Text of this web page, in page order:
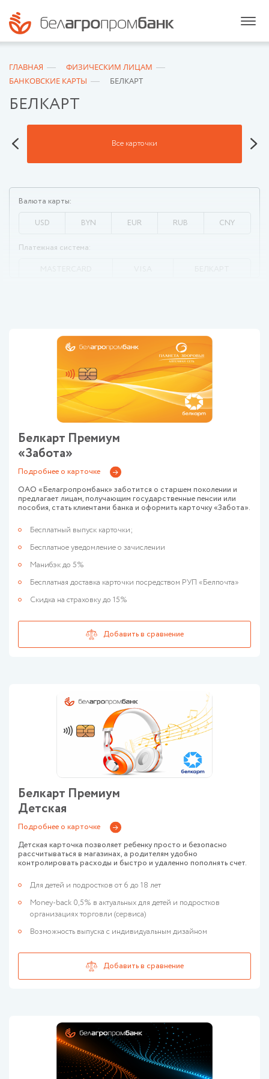
ГЛАВНАЯ
ФИЗИЧЕСКИМ ЛИЦАМ
БАНКОВСКИЕ КАРТЫ
БЕЛКАРТ
БЕЛКАРТ
Все карточки
Валюта карты:
USD
BYN EUR RUB CNY
Платежная система:
Сбросить
Белкарт Премиум
«Забота»
Подробнее о карточке
ОАО «Белагропромбанк» заботится о старшем поколении и
предлагает лицам, получающим государственные пенсии или
пособия, стать клиентами банка и оформить карточку «Забота».
Бесплатный выпуск карточки;
Бесплатное уведомление о зачислении
Манибэк до 5%
Бесплатная доставка карточки посредством РУП «Белпочта»
Скидка на страховку до 15%
Белкарт Премиум
Детская
Подробнее о карточке
Детская карточка позволяет ребенку просто и безопасно
рассчитываться в магазинах, а родителям удобно
контролировать расходы и быстро и удаленно пополнять счет.
Для детей и подростков от 6 до 18 лет
Money-back 0,5% в актуальных для детей и подростков
организациях торговли (сервиса)
Возможность выпуска с индивидуальным дизайном